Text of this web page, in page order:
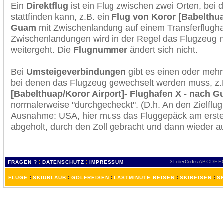
Ein Direktflug ist ein Flug zwischen zwei Orten, bei
stattfinden kann, z.B. ein Flug von Koror
Guam mit Zwischenlandung auf einem
Zwischenlandungen wird in der Regel das Flugzeug
weitergeht. Die Flugnummer ändert sich nicht.
Bei Umsteigeverbindungen gibt es einen oder
bei denen das Flugzeug gewechselt werden muss,
[Babelthuap/Koror Airport]- Flughafen X - nach
normalerweise "durchgecheckt". (D.h. An den
Ausnahme: USA, hier muss das Fluggepäck am
abgeholt, durch den Zoll gebracht und dann wieder
FRAGEN ? : DATENSCHUTZ : IMPRESSUM 3 Letter-Codes ABCDEF
FLÜGE : SKIURLAUB : GOLFREISEN : LASTMINUTE REISEN : SKIREISEN :